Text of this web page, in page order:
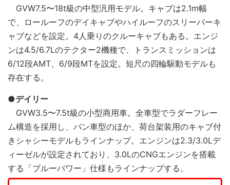
GVW7.5〜18t級の中型汎用モデル。キャブは2.1m幅
で、ロールーフのデイキャブやハイルーフのスリーパーキ
ャブなどを設定。4人乗りのクルーキャブもある。エンジ
ンは4.5/6.7Lのテクター2機種で、トランスミッションは
6/12段AMT、6/9段MTを設定。短尺の四輪駆動モデルも
存在する。
●デイリー
GVW3.5〜7.5t級の小型商用車。全車型でラダーフレー
ム構造を採用し、バン車型のほか、荷台架装用のキャブ付
きシャシーモデルもラインナップ。エンジンは2.3/3.0Lデ
ィーゼルが設定されており、3.0LのCNGエンジンを搭載
する「ブルーパワー」仕様もラインナップする。